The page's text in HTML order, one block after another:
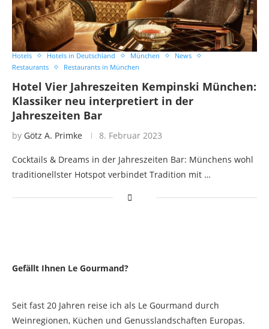
Hotels Hotels in Deutschland München
News
Restaurants
Restaurants in München
Hotel Vier Jahreszeiten Kempinski München:
Klassiker neu interpretiert in der
Jahreszeiten Bar
by Götz A. Primke 8. Februar 2023
Cocktails & Dreams in der Jahreszeiten Bar: Münchens wohl
traditionellster Hotspot verbindet Tradition mit …
Gefällt Ihnen Le Gourmand?
Seit fast 20 Jahren reise ich als Le Gourmand durch
Weinregionen, Küchen und Genusslandschaften Europas.